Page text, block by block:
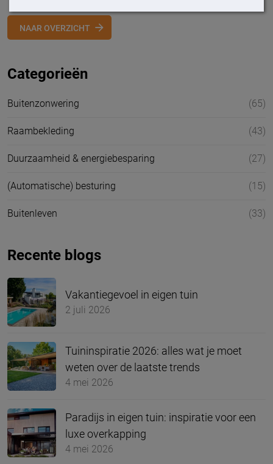
NAAR OVERZICHT
Categorieën
Buitenzonwering (65)
Raambekleding (43)
Duurzaamheid & energiebesparing (27)
(Automatische) besturing (15)
Buitenleven (33)
Recente blogs
Vakantiegevoel in eigen tuin
2 juli 2026
Tuininspiratie 2026: alles wat je moet
weten over de laatste trends
4 mei 2026
Paradijs in eigen tuin: inspiratie voor een
luxe overkapping
4 mei 2026